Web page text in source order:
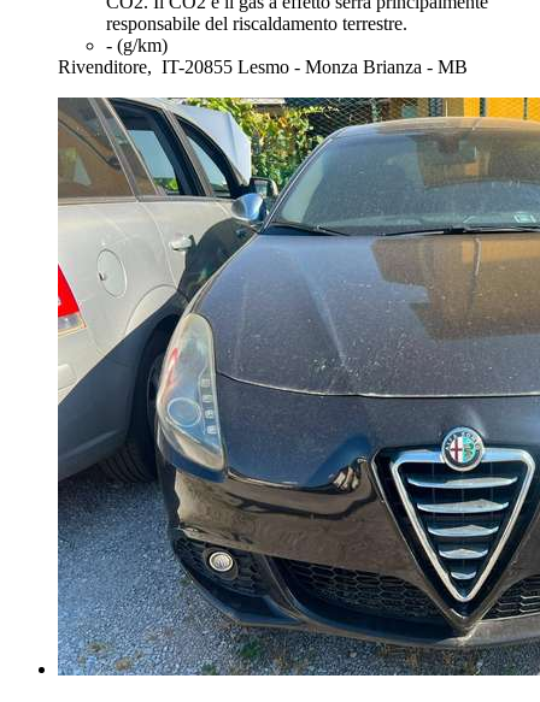
responsabile del riscaldamento terrestre.
- (g/km)
Rivenditore, IT-20855 Lesmo - Monza Brianza - MB